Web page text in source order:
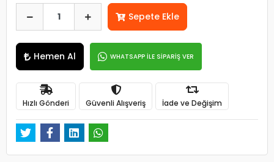
Sepete Ekle
Hemen Al WHATSAPP İLE SİPARİŞ VER
Hızlı Gönderi Güvenli Alışveriş İade ve Değişim